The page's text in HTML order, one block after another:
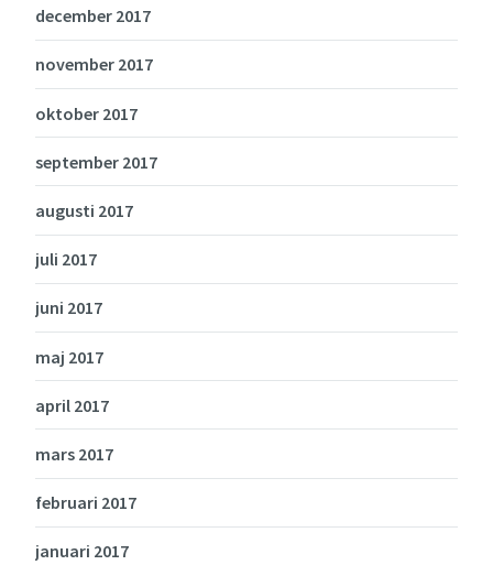
december 2017
november 2017
oktober 2017
september 2017
augusti 2017
juli 2017
juni 2017
maj 2017
april 2017
mars 2017
februari 2017
januari 2017